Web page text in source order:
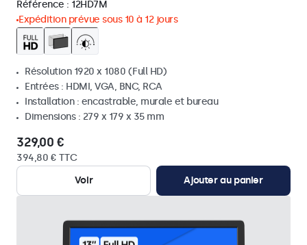
Référence : 12HD7M
Expédition prévue sous 10 à 12 jours
Résolution 1920 x 1080 (Full HD)
Entrées : HDMI, VGA, BNC, RCA
Installation : encastrable, murale et bureau
Dimensions : 279 x 179 x 35 mm
329,00 €
394,80 € TTC
Voir
Ajouter au panier